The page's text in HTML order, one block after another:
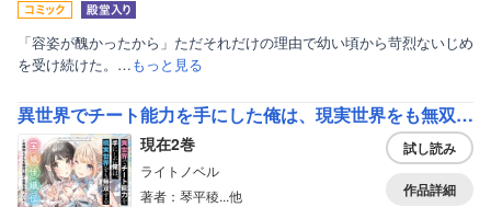
「容姿が醜かったから」ただそれだけの理由で幼い頃から苛烈ないじめ
を受け続けた。…もっと見る
異世界でチート能力を手にした俺は、現実世界をも無双する 宝城佳織伝
現在2巻
ライトノベル
著者：琴平稜...他
試し読み
作品詳細